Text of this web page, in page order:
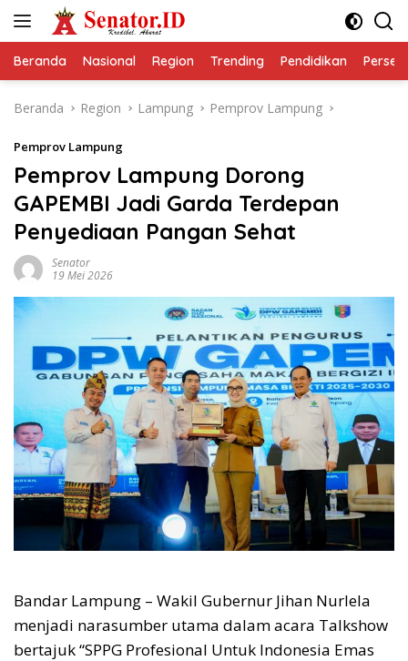
Beranda Nasional Region Trending Pendidikan
Beranda Region Lampung Pemprov Lampung
Pemprov Lampung
Pemprov Lampung Dorong
GAPEMBI Jadi Garda Terdepan
Penyediaan Pangan Sehat
Senator
19 Mei 2026
Bandar Lampung – Wakil Gubernur Jihan Nurlela
menjadi narasumber utama dalam acara Talkshow
bertajuk “SPPG Profesional Untuk Indonesia Emas